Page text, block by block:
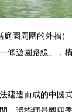
園周圍的外牆）
條遊園路線」，
建造而成的中國式